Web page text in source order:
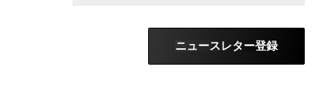
ニュースレター登録